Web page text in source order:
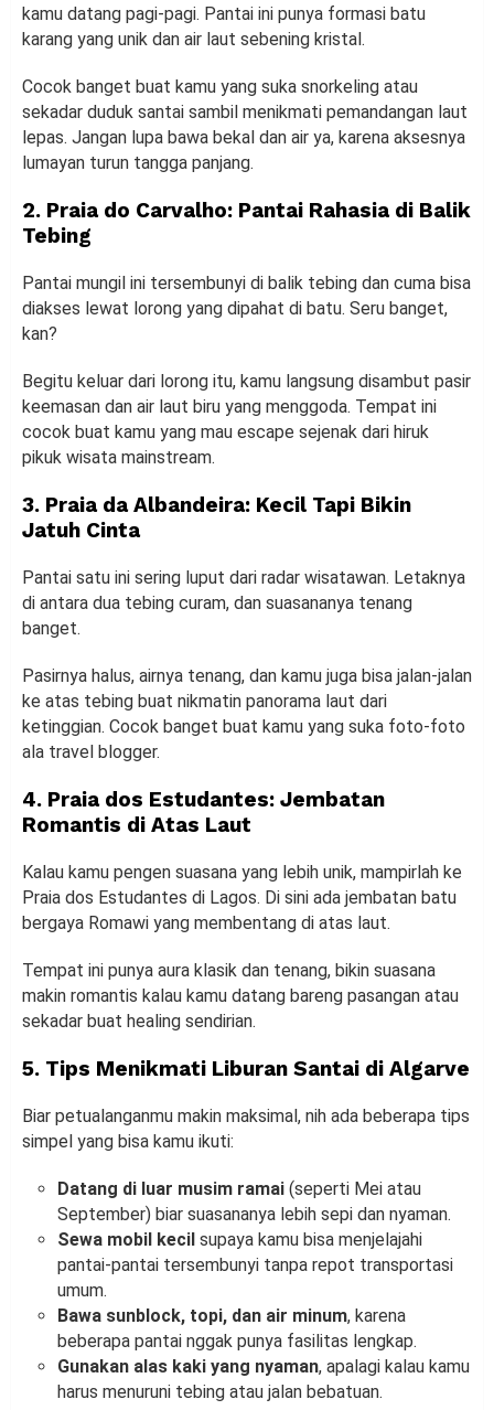
kamu datang pagi-pagi. Pantai ini punya formasi batu
karang yang unik dan air laut sebening kristal.
Cocok banget buat kamu yang suka snorkeling atau
sekadar duduk santai sambil menikmati pemandangan laut
lepas. Jangan lupa bawa bekal dan air ya, karena aksesnya
lumayan turun tangga panjang.
2. Praia do Carvalho: Pantai Rahasia di Balik
Tebing
Pantai mungil ini tersembunyi di balik tebing dan cuma bisa
diakses lewat lorong yang dipahat di batu. Seru banget,
kan?
Begitu keluar dari lorong itu, kamu langsung disambut pasir
keemasan dan air laut biru yang menggoda. Tempat ini
cocok buat kamu yang mau escape sejenak dari hiruk
pikuk wisata mainstream.
3. Praia da Albandeira: Kecil Tapi Bikin
Jatuh Cinta
Pantai satu ini sering luput dari radar wisatawan. Letaknya
di antara dua tebing curam, dan suasananya tenang
banget.
Pasirnya halus, airnya tenang, dan kamu juga bisa jalan-jalan
ke atas tebing buat nikmatin panorama laut dari
ketinggian. Cocok banget buat kamu yang suka foto-foto
ala travel blogger.
4. Praia dos Estudantes: Jembatan
Romantis di Atas Laut
Kalau kamu pengen suasana yang lebih unik, mampirlah ke
Praia dos Estudantes di Lagos. Di sini ada jembatan batu
bergaya Romawi yang membentang di atas laut.
Tempat ini punya aura klasik dan tenang, bikin suasana
makin romantis kalau kamu datang bareng pasangan atau
sekadar buat healing sendirian.
5. Tips Menikmati Liburan Santai di Algarve
Biar petualanganmu makin maksimal, nih ada beberapa tips
simpel yang bisa kamu ikuti:
Datang di luar musim ramai (seperti Mei atau
September) biar suasananya lebih sepi dan nyaman.
Sewa mobil kecil supaya kamu bisa menjelajahi
pantai-pantai tersembunyi tanpa repot transportasi
umum.
Bawa sunblock, topi, dan air minum, karena
beberapa pantai nggak punya fasilitas lengkap.
Gunakan alas kaki yang nyaman, apalagi kalau kamu
harus menuruni tebing atau jalan bebatuan.